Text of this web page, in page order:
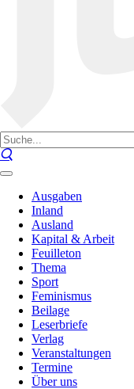
Ausgaben
Inland
Ausland
Kapital & Arbeit
Feuilleton
Thema
Sport
Feminismus
Beilage
Leserbriefe
Verlag
Veranstaltungen
Termine
Über uns